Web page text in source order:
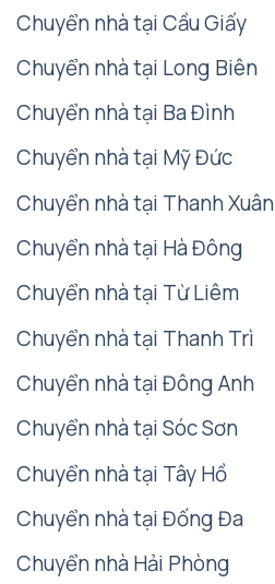
Chuyển nhà tại Cầu Giấy
Chuyển nhà tại Long Biên
Chuyển nhà tại Ba Đình
Chuyển nhà tại Mỹ Đức
Chuyển nhà tại Thanh Xuân
Chuyển nhà tại Hà Đông
Chuyển nhà tại Từ Liêm
Chuyển nhà tại Thanh Trì
Chuyển nhà tại Đông Anh
Chuyển nhà tại Sóc Sơn
Chuyển nhà tại Tây Hồ
Chuyển nhà tại Đống Đa
Chuyển nhà Hải Phòng